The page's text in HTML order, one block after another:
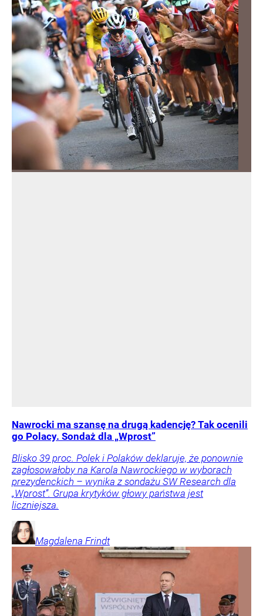
Nawrocki ma szansę na drugą kadencję? Tak ocenili
go Polacy. Sondaż dla „Wprost”
Blisko 39 proc. Polek i Polaków deklaruje, że ponownie
zagłosowałoby na Karola Nawrockiego w wyborach
prezydenckich – wynika z sondażu SW Research dla
„Wprost”. Grupa krytyków głowy państwa jest
liczniejsza.
Magdalena Frindt